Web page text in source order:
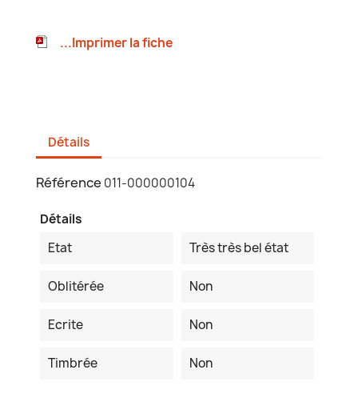
...Imprimer la fiche
Détails
Référence 011-000000104
Détails
Etat
Très très bel état
Oblitérée Non
Ecrite Non
Timbrée Non